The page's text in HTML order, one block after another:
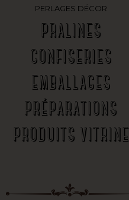
PERLAGES DÉCOR
PRALINES
CONFISERIES
EMBALLAGES
PRÉPARATIONS
PRODUITS VITRINE